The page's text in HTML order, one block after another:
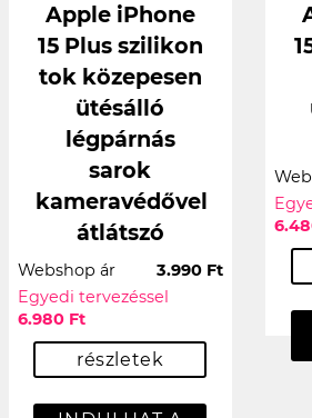
Apple iPhone
15 Plus szilikon
tok közepesen
ütésálló
légpárnás
sarok
kameravédővel
átlátszó
Webshop ár
3.990 Ft
Egyedi tervezéssel
6.980 Ft
részletek